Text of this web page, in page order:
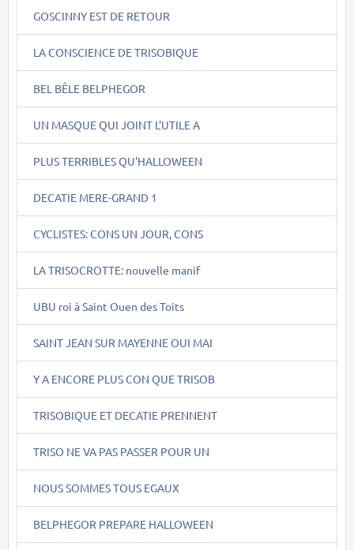
GOSCINNY EST DE RETOUR
LA CONSCIENCE DE TRISOBIQUE
BEL BÊLE BELPHEGOR
UN MASQUE QUI JOINT L'UTILE A
PLUS TERRIBLES QU'HALLOWEEN
DECATIE MERE-GRAND 1
CYCLISTES: CONS UN JOUR, CONS
LA TRISOCROTTE: nouvelle manif
UBU roi à Saint Ouen des Toits
SAINT JEAN SUR MAYENNE OUI MAI
Y A ENCORE PLUS CON QUE TRISOB
TRISOBIQUE ET DECATIE PRENNENT
TRISO NE VA PAS PASSER POUR UN
NOUS SOMMES TOUS EGAUX
BELPHEGOR PREPARE HALLOWEEN